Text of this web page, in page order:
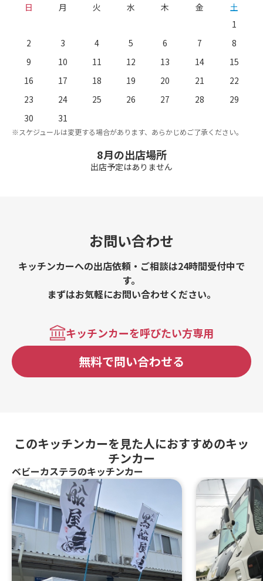
日 月 火 水 木 金
土
1
2
3 4 5 6 7
8
9
10 11 12 13 14
15
16
17 18 19 20 21
22
23
24 25 26 27 28
29
30
31
※スケジュールは変更する場合があります、あらかじめご了承ください。
8月の出店場所
出店予定はありません
お問い合わせ
キッチンカーへの出店依頼・ご相談は24時間受付中で
す。
まずはお気軽にお問い合わせください。
キッチンカーを呼びたい方専用
無料で問い合わせる
このキッチンカーを見た人におすすめのキッ
チンカー
ベビーカステラのキッチンカー